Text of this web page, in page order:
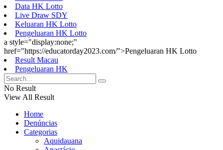
Data HK Lotto
Live Draw SDY
Keluaran HK Lotto
Pengeluaran HK Lotto
a style="display:none;"
href="https://educatorday2023.com/">Pengeluaran HK Lotto
Result Macau
Pengeluaran HK
No Result
View All Result
Home
Denúncias
Categorias
Aquidauana